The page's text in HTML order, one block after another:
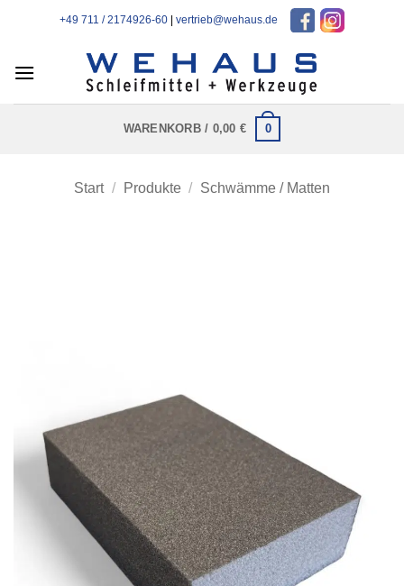
+49 711 / 2174926-60 vertrieb@wehaus.de
WARENKORB / 0,00 € 0
Start / Produkte / Schwämme / Matten